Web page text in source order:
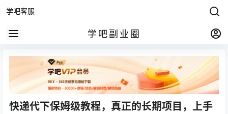
学吧客服
学吧副业圈
快递代下保姆级教程，真正的长期项目，上手